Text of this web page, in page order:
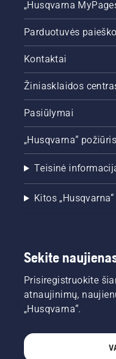
„Husqvarna
Parduotuvės
Kontaktai
Žiniasklaidos
Pasiūlymai
„Husqvarna“
Teisinė
Kitos
Sekite
Prisiregistruokite
atnaujinimų,
„Husqvarna“.